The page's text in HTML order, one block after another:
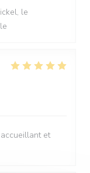
le
et